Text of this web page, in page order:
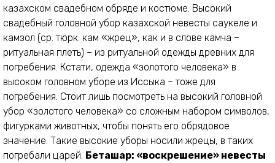
казахском свадебном обряде и костюме. Высокий
свадебный головной убор казахской невесты саукеле и
камзол (ср. тюрк. кам «жрец», как и в слове камча –
ритуальная плеть) – из ритуальной одежды древних для
погребения. Кстати, одежда «золотого человека» в
высоком головном уборе из Иссыка – тоже для
погребения. Стоит лишь посмотреть на высокий головной
убор «золотого человека» со сложным набором символов,
фигурками животных, чтобы понять его обрядовое
значение. Такие высокие уборы носили жрецы, в таких
погребали царей. Беташар: «воскрешение» невесты